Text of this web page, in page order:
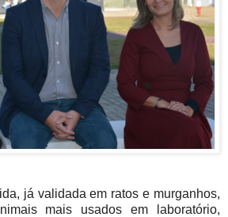
já validada em ratos e murganhos,
mais usados em laboratório,